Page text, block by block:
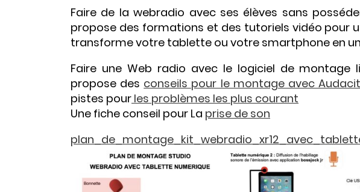
Faire de la webradio avec ses élèves sans
propose des formations et des tutoriels vidéo pour
transforme votre tablette ou votre smartphone en
Faire une Web radio avec le logiciel de montage
propose des conseils pour le montage avec
pistes pour les problèmes les plus courant
Une fiche conseil pour La prise de son